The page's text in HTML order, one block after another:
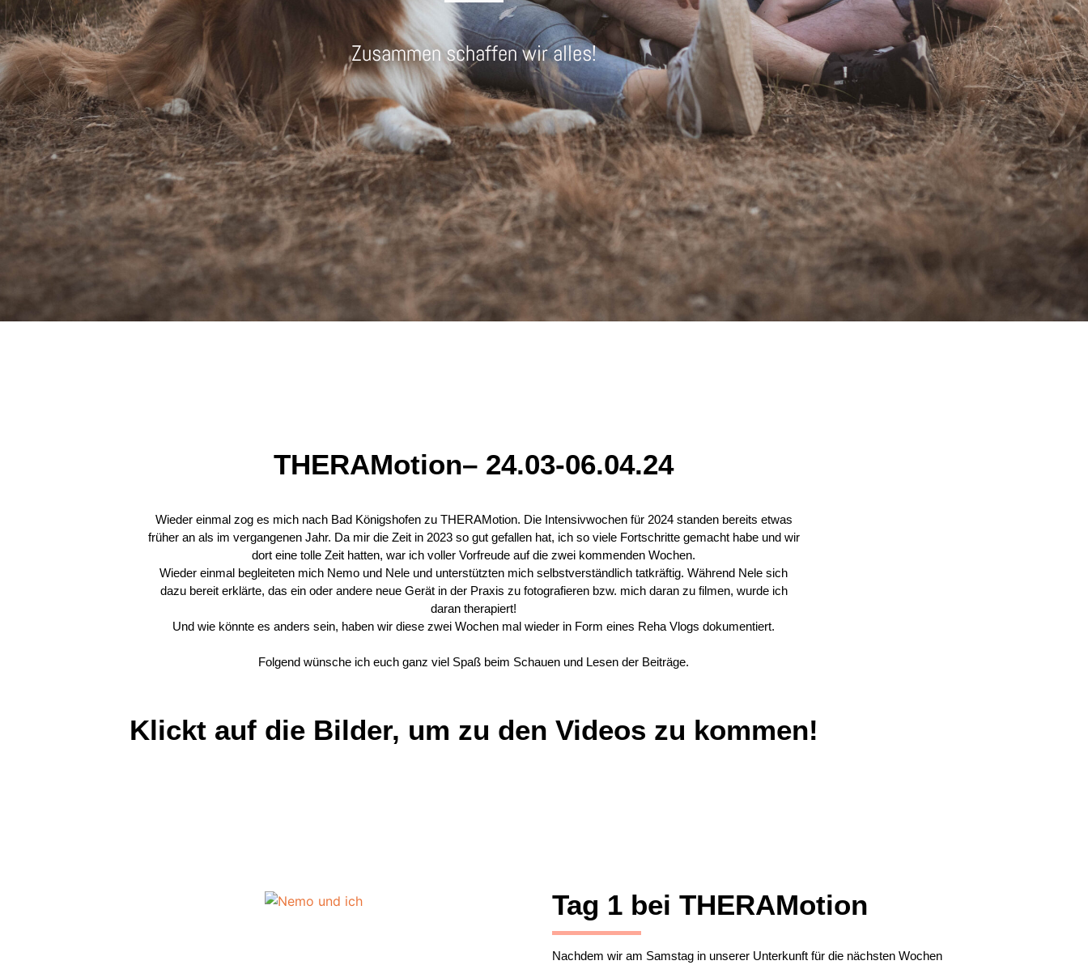
Zusammen schaffen wir alles!
THERAMotion– 24.03-06.04.24
Wieder einmal zog es mich nach Bad Königshofen zu THERAMotion. Die Intensivwochen für 2024 standen bereits etwas
früher an als im vergangenen Jahr. Da mir die Zeit in 2023 so gut gefallen hat, ich so viele Fortschritte gemacht habe und wir
dort eine tolle Zeit hatten, war ich voller Vorfreude auf die zwei kommenden Wochen.
Wieder einmal begleiteten mich Nemo und Nele und unterstützten mich selbstverständlich tatkräftig. Während Nele sich
dazu bereit erklärte, das ein oder andere neue Gerät in der Praxis zu fotografieren bzw. mich daran zu filmen, wurde ich
daran therapiert!
Und wie könnte es anders sein, haben wir diese zwei Wochen mal wieder in Form eines Reha Vlogs dokumentiert.
Folgend wünsche ich euch ganz viel Spaß beim Schauen und Lesen der Beiträge.
Klickt auf die Bilder, um zu den Videos zu kommen!
Tag 1 bei THERAMotion
Nachdem wir am Samstag in unserer Unterkunft für die nächsten Wochen